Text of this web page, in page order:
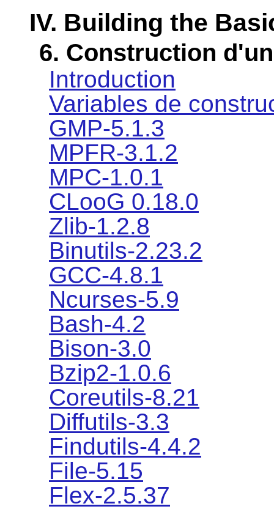
IV. Building the
6. Construction
Introduction
Variables de
GMP-5.1.3
MPFR-3.1.2
MPC-1.0.1
CLooG 0.18.0
Zlib-1.2.8
Binutils-2.23.2
GCC-4.8.1
Ncurses-5.9
Bash-4.2
Bison-3.0
Bzip2-1.0.6
Coreutils-8.21
Diffutils-3.3
Findutils-4.4.2
File-5.15
Flex-2.5.37